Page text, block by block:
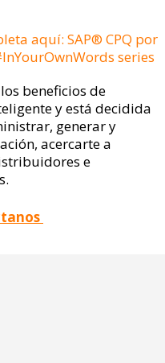
aquí: SAP® CPQ por
series
beneficios de
y está decidida
generar y
acercarte a
e